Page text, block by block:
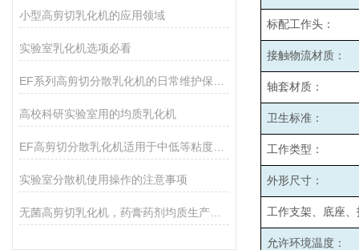
小型高剪切乳化机的应用领域
实验室乳化机选项必看
高校科研实验室用的均质乳化机
实验室分散机使用操作的注意事项
标配工作头：
接触物流材质：
轴套材质：
卫生标准：
工作类型：
外形尺寸：
工作支架、底座
允许环境温度：